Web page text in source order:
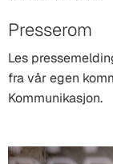
Presserom
Les
fra vår egen
Kommunikasjon.